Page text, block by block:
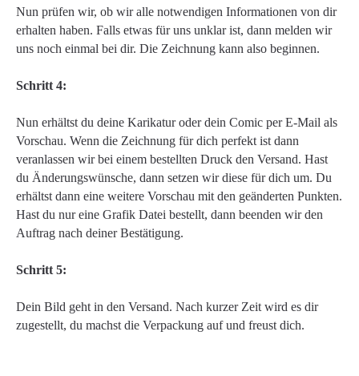
Nun prüfen wir, ob wir alle notwendigen Informationen von dir
erhalten haben. Falls etwas für uns unklar ist, dann melden wir
uns noch einmal bei dir. Die Zeichnung kann also beginnen.
Schritt 4:
Nun erhältst du deine Karikatur oder dein Comic per E-Mail als
Vorschau. Wenn die Zeichnung für dich perfekt ist dann
veranlassen wir bei einem bestellten Druck den Versand. Hast
du Änderungswünsche, dann setzen wir diese für dich um. Du
erhältst dann eine weitere Vorschau mit den geänderten Punkten.
Hast du nur eine Grafik Datei bestellt, dann beenden wir den
Auftrag nach deiner Bestätigung.
Schritt 5:
Dein Bild geht in den Versand. Nach kurzer Zeit wird es dir
zugestellt, du machst die Verpackung auf und freust dich.